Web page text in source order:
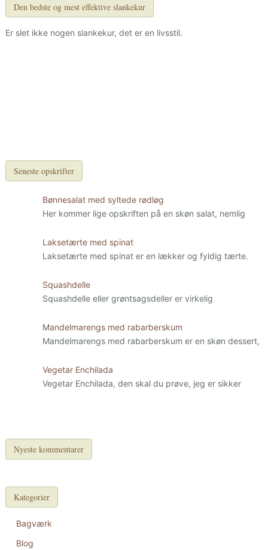
Den bedste og mest effektive slankekur
Er slet ikke nogen slankekur, det er en livsstil.
Seneste opskrifter
Bønnesalat med syltede rødløg
Her kommer lige opskriften på en skøn salat, nemlig
Laksetærte med spinat
Laksetærte med spinat er en lækker og fyldig tærte.
Squashdelle
Squashdelle eller grøntsagsdeller er virkelig
Mandelmarengs med rabarberskum
Mandelmarengs med rabarberskum er en skøn dessert,
Vegetar Enchilada
Vegetar Enchilada, den skal du prøve, jeg er sikker
Nyeste kommentarer
Kategorier
Bagværk
Blog